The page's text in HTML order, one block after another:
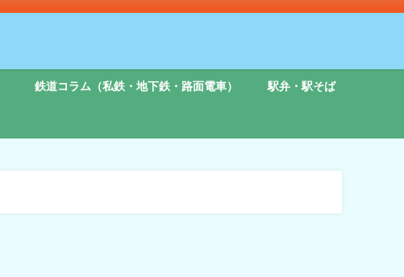
鉄道コラム（私鉄・地下鉄・路面電車） 駅弁・駅そば